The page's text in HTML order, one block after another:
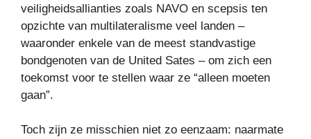
veiligheidsallianties zoals NAVO en scepsis ten
opzichte van multilateralisme veel landen –
waaronder enkele van de meest standvastige
bondgenoten van de United Sates – om zich een
toekomst voor te stellen waar ze “alleen moeten
gaan”.
Toch zijn ze misschien niet zo eenzaam: naarmate